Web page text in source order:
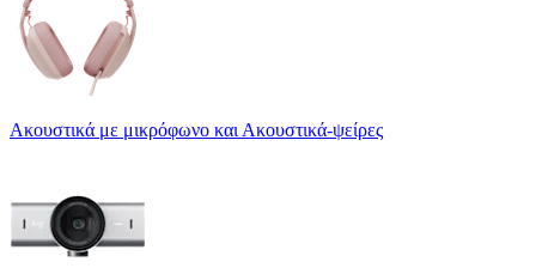
Ακουστικά με μικρόφωνο και Ακουστικά-ψείρες